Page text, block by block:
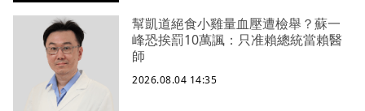
幫凱道絕食小雞量血壓遭檢舉？蘇一
峰恐挨罰10萬諷：只准賴總統當賴醫
師
2026.08.04 14:35